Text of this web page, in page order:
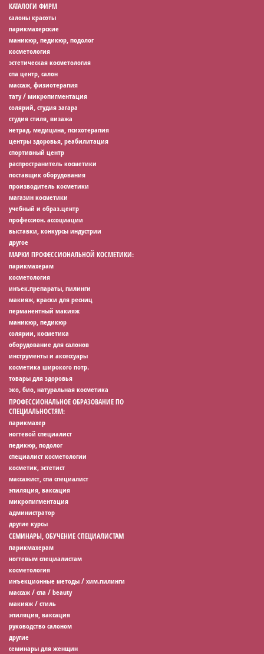
КАТАЛОГИ ФИРМ
салоны красоты
парикмахерские
маникюр, педикюр, подолог
косметология
эстетическая косметология
спа центр, салон
массаж, физиотерапия
тату / микропигментация
солярий, студия загара
студия стиля, визажа
нетрад. медицина, психотерапия
центры здоровья, реабилитация
спортивный центр
распространитель косметики
поставщик оборудования
производитель косметики
магазин косметики
учебный и образ.центр
профессион. ассоциации
выставки, конкурсы индустрии
другое
МАРКИ ПРОФЕССИОНАЛЬНОЙ КОСМЕТИКИ:
парикмахерам
косметология
инъек.препараты, пилинги
макияж, краски для ресниц
перманентный макияж
маникюр, педикюр
солярии, косметика
оборудование для салонов
инструменты и аксессуары
косметика широкого потр.
товары для здоровья
эко, био, натуральная косметика
ПРОФЕССИОНАЛЬНОЕ ОБРАЗОВАНИЕ ПО
СПЕЦИАЛЬНОСТЯМ:
парикмахер
ногтевой специалист
педикюр, подолог
специалист косметологии
косметик, эстетист
массажист, спа специалист
эпиляция, ваксация
микропигментация
администратор
другие курсы
СЕМИНАРЫ, ОБУЧЕНИЕ СПЕЦИАЛИСТАМ
парикмахерам
ногтевым специалистам
косметология
инъекционные методы / хим.пилинги
массаж / спа / beauty
макияж / стиль
эпиляция, ваксация
руководство салоном
другие
семинары для женщин